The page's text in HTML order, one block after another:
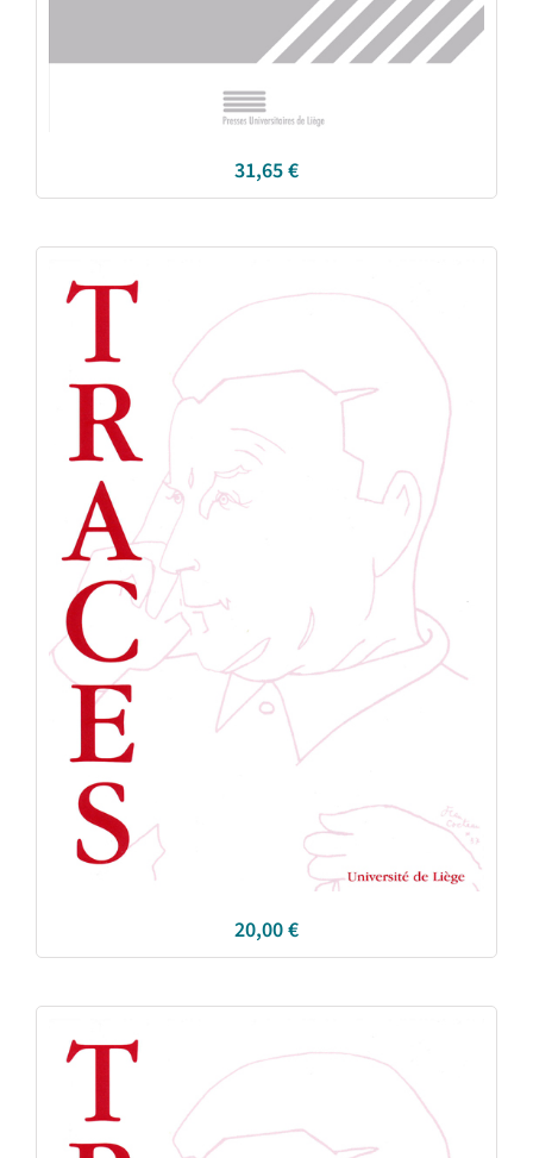
31,65€
20,00€